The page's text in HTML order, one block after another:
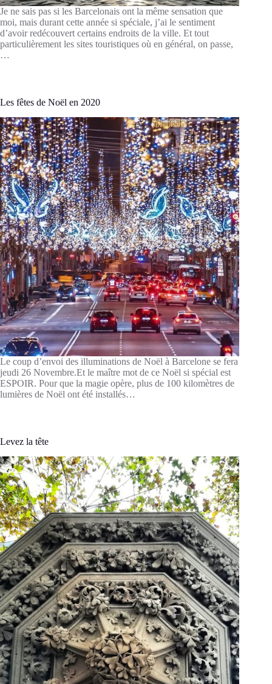
Je ne sais pas si les Barcelonais ont la même sensation que
moi, mais durant cette année si spéciale, j’ai le sentiment
d’avoir redécouvert certains endroits de la ville. Et tout
particulièrement les sites touristiques où en général, on passe,
…
Les fêtes de Noël en 2020
Le coup d’envoi des illuminations de Noël à Barcelone se fera
jeudi 26 Novembre.Et le maître mot de ce Noël si spécial est
ESPOIR. Pour que la magie opère, plus de 100 kilomètres de
lumières de Noël ont été installés…
Levez la tête